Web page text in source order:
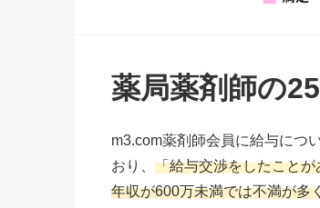
薬局薬剤師の
m3.com薬剤師会員に給与につ
おり、 「給与交渉をしたこと
年収が600万未満では不満が多